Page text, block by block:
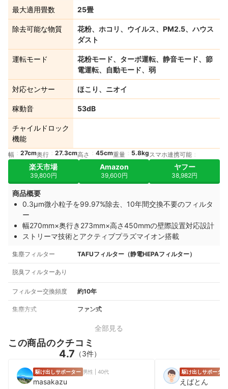
最大適用畳数 25畳
除去可能な物質
花粉、ホコリ、ウイルス、PM2.5、ハウス
ダスト
運転モード
花粉モード、ターボ運転、静音モード、節
電運転、自動モード、弱
対応センサー ほこり、ニオイ
稼動音 53dB
チャイルドロック
機能
幅 27cm奥行 27.3cm高さ 45cm重量 5.8kg スマホ連携可能
楽天市場
39,800円
Amazon
39,600円
ヤフー
38,982円
商品概要
0.3μm微小粒子を99.97%除去、10年間交換不要のフィルタ
ー
幅270mm×奥行き273mm×高さ450mmの壁際設置対応設計
ストリーマ技術とアクティブプラズマイオン搭載
集塵フィルター TAFUフィルター（静電HEPAフィルター）
脱臭フィルターあり
フィルター交換頻度 約10年
集塵方式 ファン式
全部見る
この商品のクチコミ
4.7 （3件）
駆け出しサポーター 男性 | 40代
masakazu
駆け出しサポーター
えばとん